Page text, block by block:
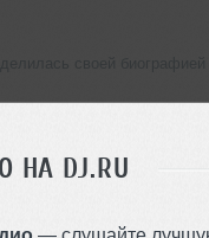
НА DJ.RU
— слушайте